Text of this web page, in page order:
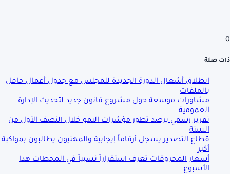
0
ذات صلة
انطلاق أشغال الدورة الجديدة للمجلس مع جدول أعمال حافل
بالملفات
مشاورات موسعة حول مشروع قانون جديد لتحديث الإدارة
العمومية
تقرير رسمي يرصد تطور مؤشرات النمو خلال النصف الأول من
السنة
قطاع التصدير يسجل أرقاماً إيجابية والمهنيون يطالبون بمواكبة
أكبر
أسعار المحروقات تعرف استقراراً نسبياً في المحطات هذا
الأسبوع